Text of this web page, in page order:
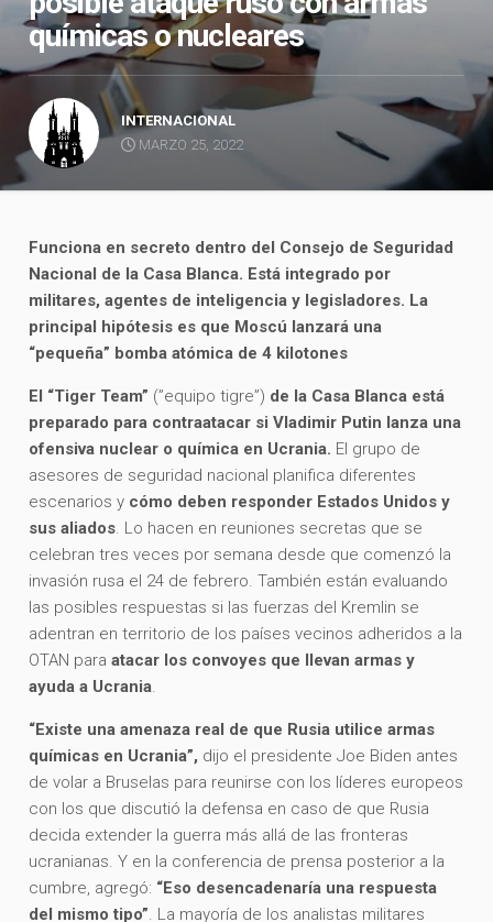
químicas o nucleares
INTERNACIONAL
MARZO 25, 2022
Funciona en secreto dentro del Consejo de Seguridad
Nacional de la Casa Blanca. Está integrado por
militares, agentes de inteligencia y legisladores. La
principal hipótesis es que Moscú lanzará una
“pequeña” bomba atómica de 4 kilotones
El “Tiger Team” (”equipo tigre”) de la Casa Blanca está
preparado para contraatacar si Vladimir Putin lanza una
ofensiva nuclear o química en Ucrania. El grupo de
asesores de seguridad nacional planifica diferentes
escenarios y cómo deben responder Estados Unidos y
sus aliados. Lo hacen en reuniones secretas que se
celebran tres veces por semana desde que comenzó la
invasión rusa el 24 de febrero. También están evaluando
las posibles respuestas si las fuerzas del Kremlin se
adentran en territorio de los países vecinos adheridos a la
OTAN paraatacar los convoyes que llevan armas y
ayuda a Ucrania.
“Existe una amenaza real de que Rusia utilice armas
químicas en Ucrania”, dijo el presidente Joe Biden antes
de volar a Bruselas para reunirse con los líderes europeos
con los que discutió la defensa en caso de que Rusia
decida extender la guerra más allá de las fronteras
ucranianas. Y en la conferencia de prensa posterior a la
cumbre, agregó: “Eso desencadenaría una respuesta
del mismo tipo”. La mayoría de los analistas militares